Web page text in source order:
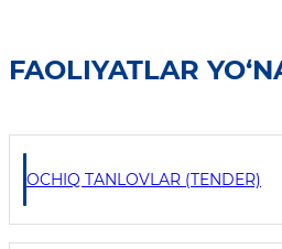
FAOLIYATLAR
OCHIQ TANLOVLAR (TENDER)